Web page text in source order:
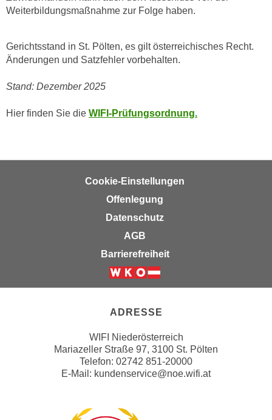
Weiterbildungsmaßnahme zur Folge haben.
Gerichtsstand in St. Pölten, es gilt österreichisches Recht.
Änderungen und Satzfehler vorbehalten.
Stand: Dezember 2025
Hier finden Sie die WIFI-Prüfungsordnung.
Cookie-Einstellungen
Offenlegung
Datenschutz
AGB
Barrierefreiheit
ADRESSE
WIFI Niederösterreich
Mariazeller Straße 97, 3100 St. Pölten
Telefon: 02742 851-20000
E-Mail: kundenservice@noe.wifi.at
e
o
u
e
n
n
t
r
e
e